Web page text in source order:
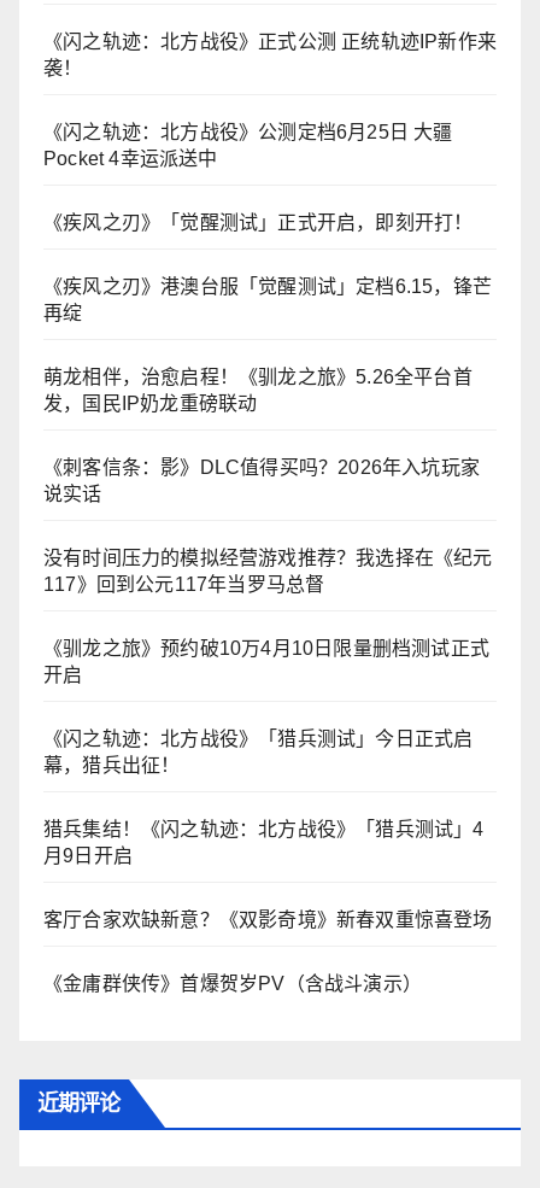
《闪之轨迹：北方战役》正式公测 正统轨迹IP新作来
袭！
《闪之轨迹：北方战役》公测定档6月25日 大疆
Pocket 4幸运派送中
《疾风之刃》「觉醒测试」正式开启，即刻开打！
《疾风之刃》港澳台服「觉醒测试」定档6.15，锋芒
再绽
萌龙相伴，治愈启程！《驯龙之旅》5.26全平台首
发，国民IP奶龙重磅联动
《刺客信条：影》DLC值得买吗？2026年入坑玩家
说实话
没有时间压力的模拟经营游戏推荐？我选择在《纪元
117》回到公元117年当罗马总督
《驯龙之旅》预约破10万4月10日限量删档测试正式
开启
《闪之轨迹：北方战役》「猎兵测试」今日正式启
幕，猎兵出征！
猎兵集结！《闪之轨迹：北方战役》「猎兵测试」4
月9日开启
客厅合家欢缺新意？《双影奇境》新春双重惊喜登场
《金庸群侠传》首爆贺岁PV（含战斗演示）
近期评论